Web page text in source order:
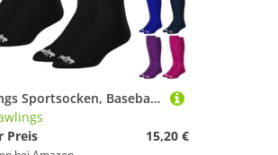
Rawlings Sportsocken, Baseball/Softball, 2 Paar, mehrere Größen/Farben
Preis
15,20 €